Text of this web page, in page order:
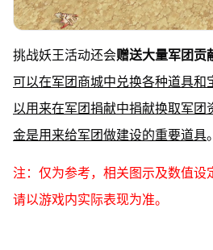
挑战妖王活动还会赠送大量军团贡
可以在军团商城中兑换各种道具和
以用来在军团捐献中捐献换取军团
金是用来给军团做建设的重要道具。
注：仅为参考，相关图示及数值设
请以游戏内实际表现为准。